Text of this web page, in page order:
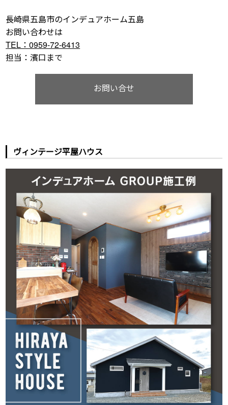
長崎県五島市のインデュアホーム五島
お問い合わせは
TEL：0959-72-6413
担当：濱口まで
お問い合せ
ヴィンテージ平屋ハウス